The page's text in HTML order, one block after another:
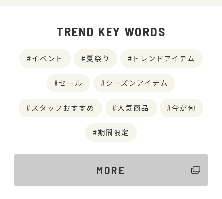
TREND KEY WORDS
イベント 夏祭り トレンドアイテム
セール シーズンアイテム
スタッフおすすめ 人気商品 今が旬
期間限定
MORE